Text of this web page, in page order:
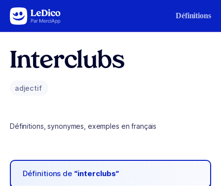
Aller au contenu Définitions
Interclubs
adjectif
Définitions, synonymes, exemples en français
Définitions de “interclubs“